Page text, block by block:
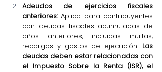
Adeudos de ejercicios fiscales
anteriores: Aplica para contribuyentes
con deudas fiscales acumuladas de
años anteriores, incluidas multas,
recargos y gastos de ejecución. Las
deudas deben estar relacionadas con
el Impuesto Sobre la Renta (ISR), el